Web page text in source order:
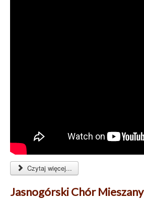
Czytaj więcej...
Jasnogórski Chór Mieszany